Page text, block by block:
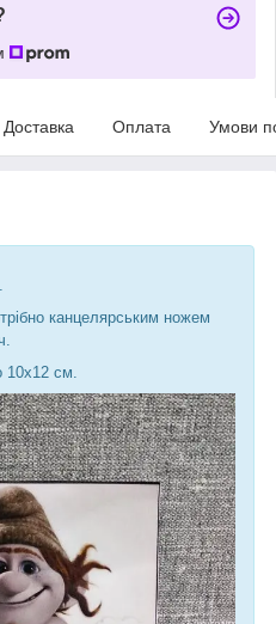
Доставка Оплата Умови
канцелярським ножем
10х12 см.